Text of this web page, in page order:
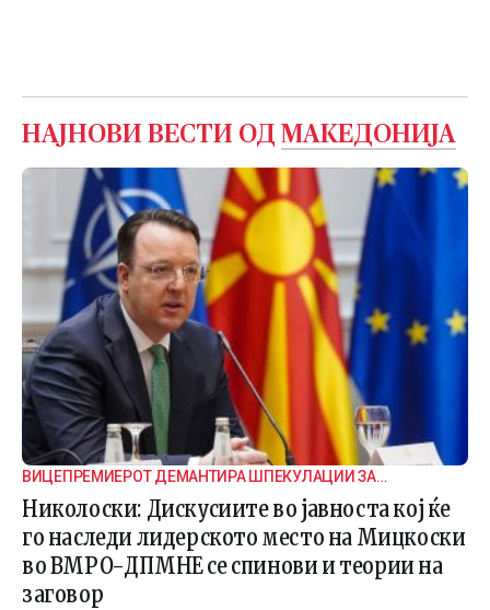
НАЈНОВИ ВЕСТИ ОД МАКЕДОНИЈА
ВИЦЕПРЕМИЕРОТ ДЕМАНТИРА ШПЕКУЛАЦИИ ЗА
ВНАТРЕПАРТИСКИ ПОДЕЛБИ
Николоски: Дискусиите во јавноста кој ќе
го наследи лидерското место на Мицкоски
во ВМРО-ДПМНЕ се спинови и теории на
заговор